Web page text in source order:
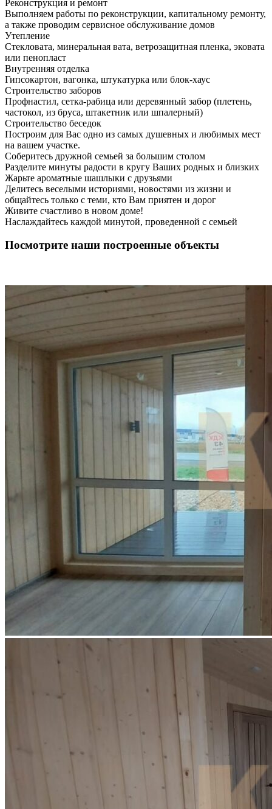
Реконструкция и ремонт
Выполняем работы по реконструкции, капитальному ремонту,
а также проводим сервисное обслуживание домов
Утепление
Стекловата, минеральная вата, ветрозащитная пленка, эковата
или пенопласт
Внутренняя отделка
Гипсокартон, вагонка, штукатурка или блок-хаус
Строительство заборов
Профнастил, сетка-рабица или деревянный забор (плетень,
частокол, из бруса, штакетник или шпалерный)
Строительство беседок
Построим для Вас одно из самых душевных и любимых мест
на вашем участке.
Соберитесь дружной семьей за большим столом
Разделите минуты радости в кругу Ваших родных и близких
Жарьте ароматные шашлыки с друзьями
Делитесь веселыми историями, новостями из жизни и
общайтесь только с теми, кто Вам приятен и дорог
Живите счастливо в новом доме!
Наслаждайтесь каждой минутой, проведенной с семьей
Посмотрите наши построенные объекты